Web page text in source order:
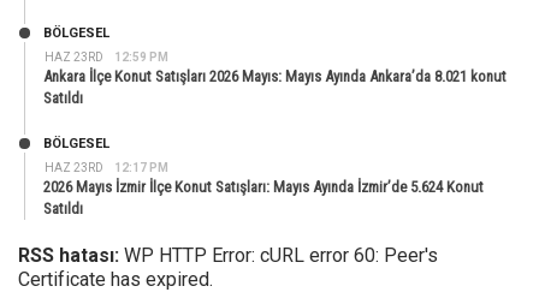
HAZ 23RD 12:59 PM
BÖLGESEL
Ankara İlçe Konut Satışları 2026 Mayıs: Mayıs Ayında Ankara’da 8.021 konut
Satıldı
HAZ 23RD 12:17 PM
BÖLGESEL
2026 Mayıs İzmir İlçe Konut Satışları: Mayıs Ayında İzmir’de 5.624 Konut
Satıldı
RSS hatası: WP HTTP Error: cURL error 60: Peer's
Certificate has expired.